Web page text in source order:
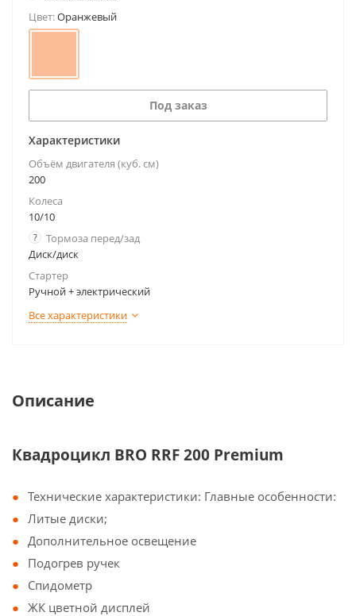
Цвет:Оранжевый
Под заказ
Характеристики
Объём двигателя (куб. см)
200
Колеса
10/10
?
Тормоза перед/зад
Диск/диск
Стартер
Ручной + электрический
Все характеристики
Описание
Квадроцикл BRO RRF 200 Premium
Технические характеристики: Главные особенности:
Литые диски;
Дополнительное освещение
Подогрев ручек
Спидометр
ЖК цветной дисплей